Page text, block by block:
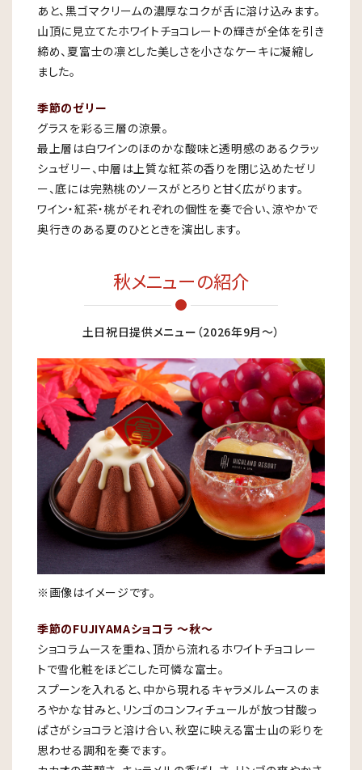
あと、黒ゴマクリームの濃厚なコクが舌に溶け込みます。
山頂に見立てたホワイトチョコレートの輝きが全体を引き
締め、夏富士の凛とした美しさを小さなケーキに凝縮し
ました。
季節のゼリー
グラスを彩る三層の涼景。
最上層は白ワインのほのかな酸味と透明感のあるクラッ
シュゼリー、中層は上質な紅茶の香りを閉じ込めたゼリ
ー、底には完熟桃のソースがとろりと甘く広がります。
ワイン・紅茶・桃がそれぞれの個性を奏で合い、涼やかで
奥行きのある夏のひとときを演出します。
秋メニューの紹介
土日祝日提供メニュー（2026年9月〜）
※画像はイメージです。
季節のFUJIYAMAショコラ ～秋～
ショコラムースを重ね、頂から流れるホワイトチョコレー
トで雪化粧をほどこした可憐な富士。
スプーンを入れると、中から現れるキャラメルムースのま
ろやかな甘みと、リンゴのコンフィチュールが放つ甘酸っ
ぱさがショコラと溶け合い、秋空に映える富士山の彩りを
思わせる調和を奏でます。